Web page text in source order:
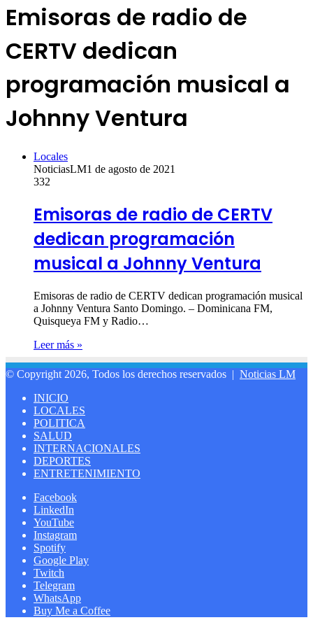
Emisoras de radio de
CERTV dedican
programación musical a
Johnny Ventura
Locales
NoticiasLM1 de agosto de 2021
332
Emisoras de radio de CERTV
dedican programación
musical a Johnny Ventura
Emisoras de radio de CERTV dedican programación musical
a Johnny Ventura Santo Domingo. – Dominicana FM,
Quisqueya FM y Radio…
Leer más »
© Copyright 2026, Todos los derechos reservados | Noticias LM
INICIO
LOCALES
POLITICA
SALUD
INTERNACIONALES
DEPORTES
ENTRETENIMIENTO
Facebook
LinkedIn
YouTube
Instagram
Spotify
Google Play
Twitch
Telegram
WhatsApp
Buy Me a Coffee